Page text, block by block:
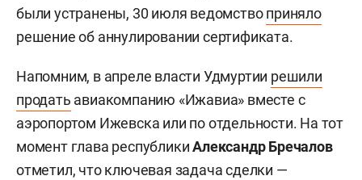
были устранены, 30 июля ведомствоприняло
решение об аннулировании сертификата.
Напомним, в апреле власти Удмуртии решили
продать авиакомпанию «Ижавиа» вместе с
аэропортом Ижевска или по отдельности. На тот
момент глава республикиАлександр Бречалов
отметил, что ключевая задача сделки —